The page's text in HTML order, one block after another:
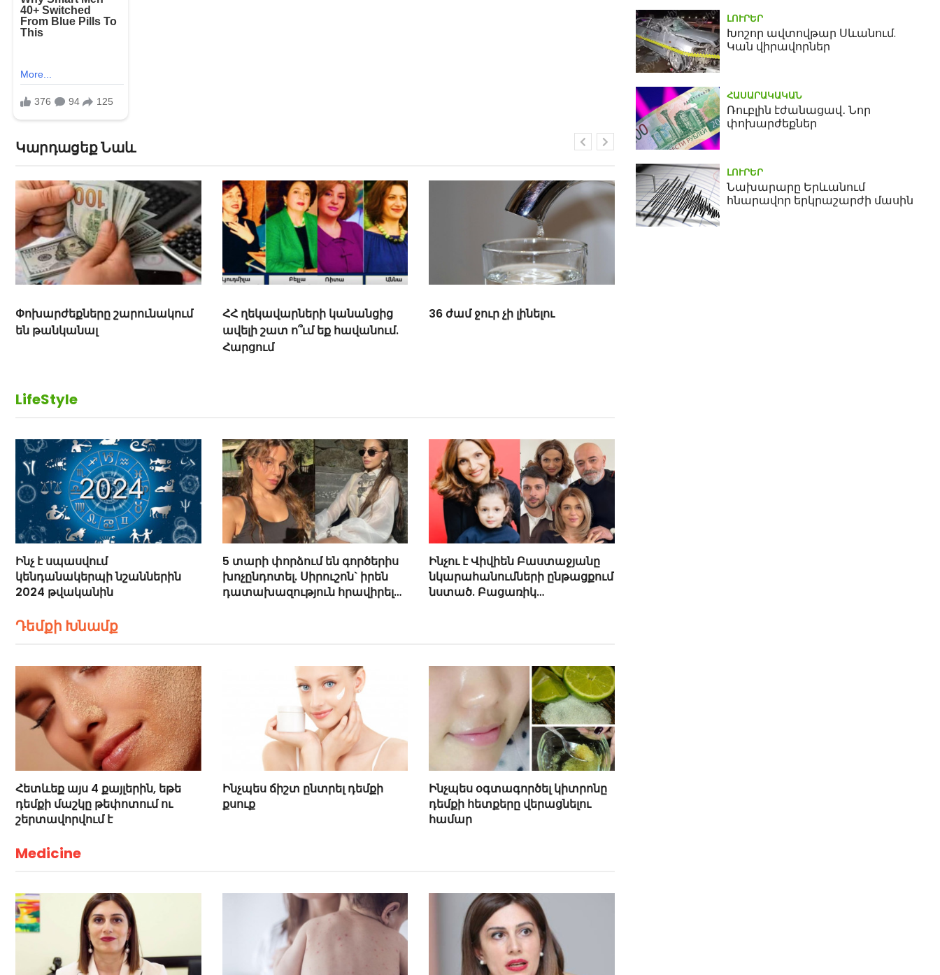
Կարդացեք Նաև
Փոխարժեքները շարունակում
են թանկանալ
ՀՀ ղեկավարների կանանցից
ավելի շատ ո՞ւմ եք հավանում.
Հարցում
36 ժամ ջուր չի լինելու
+33. եղանակը՝ առաջիկա
օրերին
7 ժամ գազ չի
LifeStyle
Ինչ է սպասվում
կենդանակերպի նշաններին
2024 թվականին
5 տարի փորձում են գործերիս
խոչընդոտել. Սիրուշոն` իրեն
դատախազություն հրավիրելու
Ինչու է Վիվիեն Բաստաջյանը
նկարահանումների ընթացքում
նստած. Բացառիկ
Դեմքի Խնամք
Հետևեք այս 4 քայլերին, եթե
դեմքի մաշկը թեփոտում ու
շերտավորվում է
Ինչպես ճիշտ ընտրել դեմքի
քսուք
Ինչպես օգտագործել կիտրոնը
դեմքի հետքերը վերացնելու
համար
Medicine
ԼՈՒՐԵՐ
Խոշոր ավտովթար Սևանում.
Կան վիրավորներ
ՀԱՍԱՐԱԿԱԿԱՆ
Ռուբլին էժանացավ․ Նոր
փոխարժեքներ
ԼՈՒՐԵՐ
Նախարարը Երևանում
հնարավոր երկրաշարժի մասին